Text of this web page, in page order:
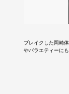
ブレイクした岡崎
やバラエティーに